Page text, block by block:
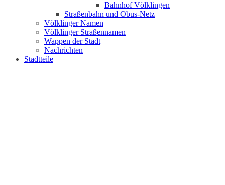
Bahnhof Völklingen
Straßenbahn und Obus-Netz
Völklinger Namen
Völklinger Straßennamen
Wappen der Stadt
Nachrichten
Stadtteile